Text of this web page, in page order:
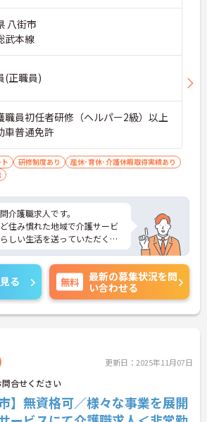
八街市
武本線
(正職員)
員初任者研修（ヘルパー2級）以上
普通免許
研修制度あり
産休･育休･介護休暇取得実績あり
介護職求人です。
住み慣れた地域で介護サービ
しい生活を送っていただくよ
軽にお問合せ下さい。
る 無料
最新の募集状況を問
い合わせる
更新日：2025年11月07日
合せください
】無資格可／様々な事業を展開